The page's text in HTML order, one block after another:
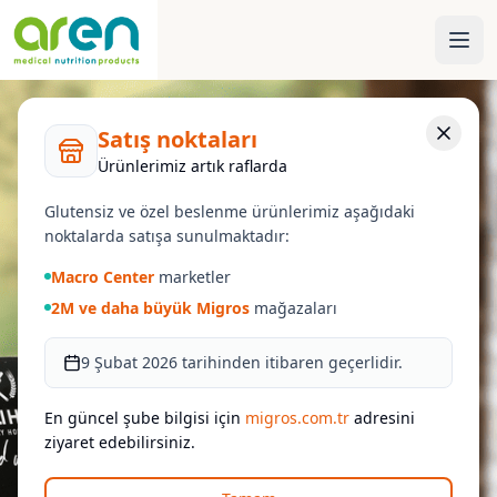
Satış noktaları
Ürünlerimiz artık raflarda
Glutensiz ve özel beslenme ürünlerimiz aşağıdaki
noktalarda satışa sunulmaktadır:
Macro Center marketler
2M ve daha büyük Migros mağazaları
9 Şubat 2026 tarihinden itibaren geçerlidir.
En güncel şube bilgisi için migros.com.tr adresini
ziyaret edebilirsiniz.